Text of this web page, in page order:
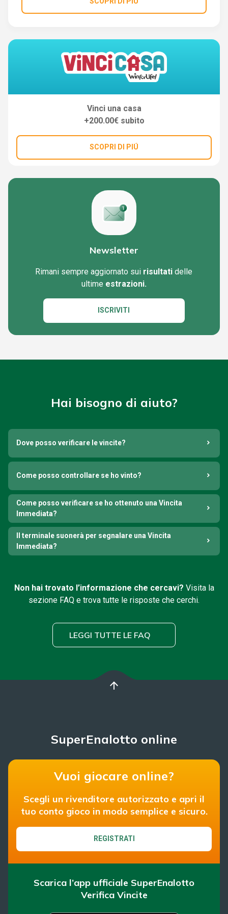
Vinci una casa
+200.00€ subito
SCOPRI DI PIÚ
Newsletter
Rimani sempre aggiornato sui risultati delle
ultime estrazioni.
ISCRIVITI
Hai bisogno di aiuto?
Dove posso verificare le vincite?
Come posso controllare se ho vinto?
Come posso verificare se ho ottenuto una Vincita
Immediata?
Il terminale suonerà per segnalare una Vincita
Immediata?
Non hai trovato l’informazione che cercavi? Visita la
sezione FAQ e trova tutte le risposte che cerchi.
LEGGI TUTTE LE FAQ
arrow_upward
SuperEnalotto online
Vuoi giocare online?
Scegli un rivenditore autorizzato e apri il
tuo conto gioco in modo semplice e sicuro.
REGISTRATI
Scarica l’app ufficiale SuperEnalotto
Verifica Vincite